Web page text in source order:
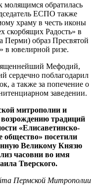
молящимся обратилась
ЕСПО также
храму в честь иконы
скорбящих Радость» в
образ Пресвятой
в ювелирной ризе.
Мефодий,
сердечно поблагодарил
а также за попечение о
заведении.
митрополии и
традиций
«Елисаветинско-
общество» посетили
Великому Князю
часовни во имя
Тверского.
Пермской Митрополии